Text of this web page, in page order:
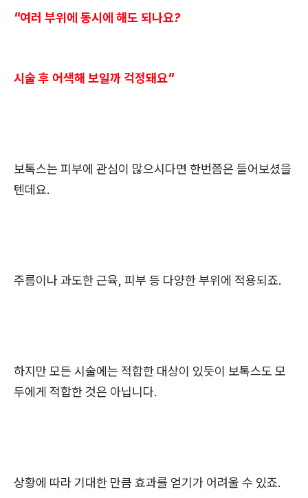
"여러 부위에 동시에 해도 되나요?
시술 후 어색해 보일까 걱정돼요"
보톡스는 피부에 관심이 많으시다면 한번쯤은 들어보셨을
텐데요.
주름이나 과도한 근육, 피부 등 다양한 부위에 적용되죠.
하지만 모든 시술에는 적합한 대상이 있듯이 보톡스도 모
두에게 적합한 것은 아닙니다.
상황에 따라 기대한 만큼 효과를 얻기가 어려울 수 있죠.